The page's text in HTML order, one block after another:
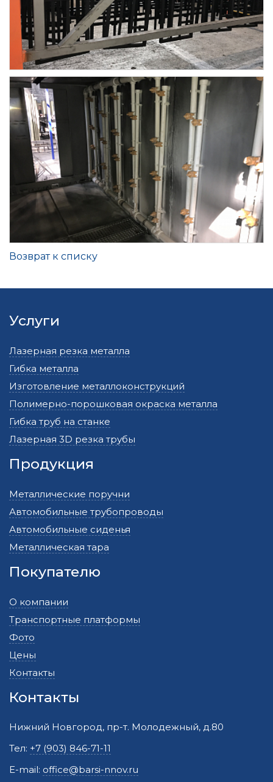
Возврат к списку
Услуги
Лазерная резка металла
Гибка металла
Изготовление металлоконструкций
Полимерно-порошковая окраска металла
Гибка труб на станке
Лазерная 3D резка трубы
Продукция
Металлические поручни
Автомобильные трубопроводы
Автомобильные сиденья
Металлическая тара
Покупателю
О компании
Транспортные платформы
Фото
Цены
Контакты
Контакты
Нижний Новгород, пр-т. Молодежный, д.80
Тел: +7 (903) 846-71-11
E-mail: office@barsi-nnov.ru